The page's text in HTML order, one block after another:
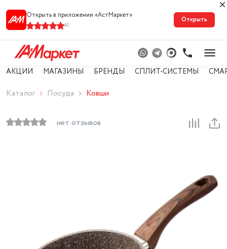
Открыть в приложении «АстМарке‪т‬»
41
Открыть
АКЦИИ МАГАЗИНЫ БРЕНДЫ СПЛИТ-СИСТЕМЫ
Каталог Посуда Ковши
нет отзывов